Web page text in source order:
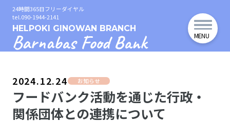
24時間365日フリーダイヤル
tel.090-1944-2141
HELPOKI GINOWAN BRANCH
Barnabas Food Bank MENU
2024.12.24 お知らせ
フードバンク活動を通じた行政・
関係団体との連携について